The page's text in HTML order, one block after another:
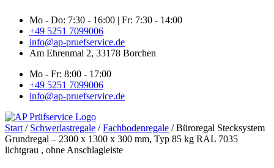
Inhalt
springen
Mo - Do: 7:30 - 16:00 | Fr: 7:30 - 14:00
+49 5251 7099006
info@ap-pruefservice.de
Am Ehrenmal 2, 33178 Borchen
Mo - Fr: 8:00 - 17:00
+49 5251 7099006
info@ap-pruefservice.de
Start / Schwerlastregale /Fachbodenregale / Büroregal Stecksystem
Grundregal – 2300 x 1300 x 300 mm, Typ 85 kg RAL 7035
lichtgrau , ohne Anschlagleiste